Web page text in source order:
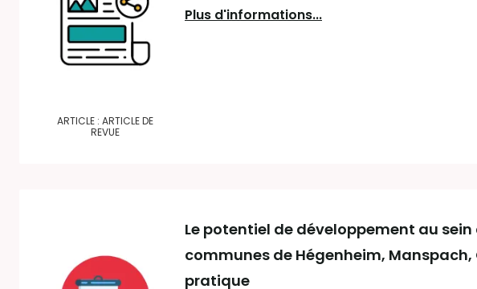
ARTICLE : ARTICLE DE
REVUE
Plus d'informations...
Le potentiel de développement au
communes de Hégenheim,
pratique